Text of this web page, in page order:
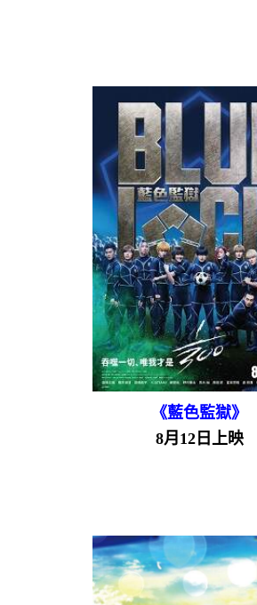
《藍色監獄》
8月12日上映